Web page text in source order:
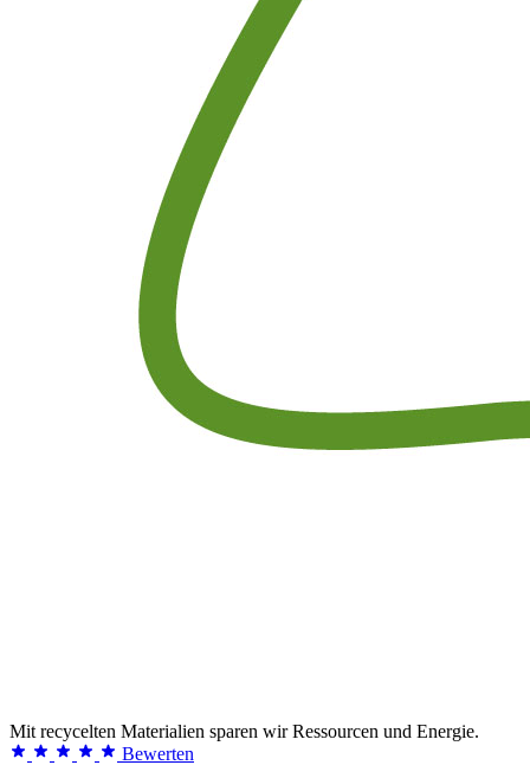
Mit recycelten Materialien sparen wir Ressourcen und Energie.
Bewerten